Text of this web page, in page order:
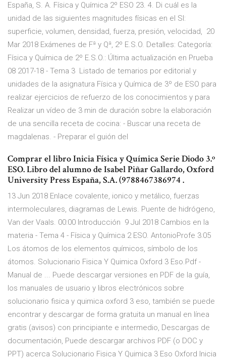
España, S. A. Física y Química 2º ESO 23. 4. Di cuál es la
unidad de las siguientes magnitudes físicas en el SI:
superficie, volumen, densidad, fuerza, presión, velocidad, 20
Mar 2018 Exámenes de Fª y Qª, 2º E.S.O. Detalles: Categoría:
Física y Química de 2º E.S.O.: Última actualización en Prueba
08 2017-18 - Tema 3 Listado de temarios por editorial y
unidades de la asignatura Física y Química de 3º de ESO para
realizar ejercicios de refuerzo de los conocimientos y para
Realizar un vídeo de 3 min de duración sobre la elaboración
de una sencilla receta de cocina: - Buscar una receta de
magdalenas. - Preparar el guión del
Comprar el libro Inicia Física y Química Serie Diodo 3.º
ESO. Libro del alumno de Isabel Piñar Gallardo, Oxford
University Press España, S.A. (9788467386974 .
13 Jun 2018 Enlace covalente, ionico y metálico, fuerzas
intermoleculares, diagramas de Lewis. Puente de hidrógeno,
Van der Vaals. 00:00 Introducción 9 Jul 2018 Cambios en la
materia - Tema 4 - Física y Química 2 ESO. AntonioProfe 3:05
Los átomos de los elementos químicos, símbolo de los
átomos. Solucionario Fisica Y Quimica Oxford 3 Eso.Pdf -
Manual de ... Puede descargar versiones en PDF de la guía,
los manuales de usuario y libros electrónicos sobre
solucionario fisica y quimica oxford 3 eso, también se puede
encontrar y descargar de forma gratuita un manual en línea
gratis (avisos) con principiante e intermedio, Descargas de
documentación, Puede descargar archivos PDF (o DOC y
PPT) acerca Solucionario Fisica Y Quimica 3 Eso Oxford Inicia